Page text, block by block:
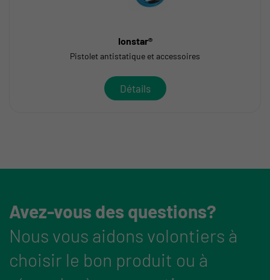
Ionstar®
Pistolet antistatique et accessoires
Détails
Avez-vous des questions?
Nous vous aidons volontiers à
choisir le bon produit ou à